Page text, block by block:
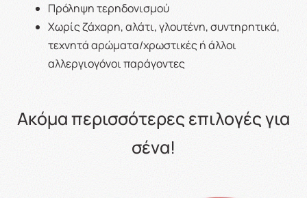
Πρόληψη τερηδονισμού
Χωρίς ζάχαρη, αλάτι, γλουτένη, συντηρητικά,
τεχνητά αρώματα/χρωστικές ή άλλοι
αλλεργιογόνοι παράγοντες
Ακόμα περισσότερες επιλογές για
σένα!